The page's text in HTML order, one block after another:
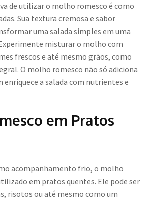
de utilizar o molho romesco é como
Sua textura cremosa e sabor
uma salada simples em uma
misturar o molho com
frescos e até mesmo grãos, como
O molho romesco não só adiciona
enriquece a salada com nutrientes e
em Pratos
acompanhamento frio, o molho
em pratos quentes. Ele pode ser
risotos ou até mesmo como um